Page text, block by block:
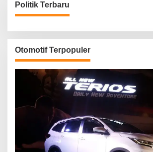
Politik Terbaru
Otomotif Terpopuler